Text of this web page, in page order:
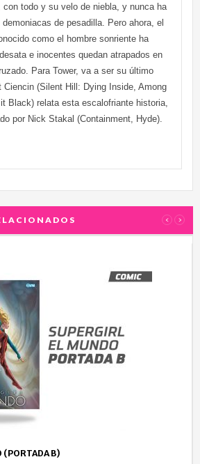
con todo y su velo de niebla, y nunca ha
de pesadilla. Pero ahora, el
como el hombre sonriente ha
e inocentes quedan atrapados en
Para Tower, va a ser su último
(Silent Hill: Dying Inside, Among
Black) relata esta escalofriante historia,
por Nick Stakal (Containment, Hyde).
‹ ›
(PORTADA B)